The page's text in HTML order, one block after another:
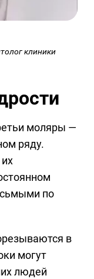
клиники
моляры —
ряду.
по
в
могут
людей